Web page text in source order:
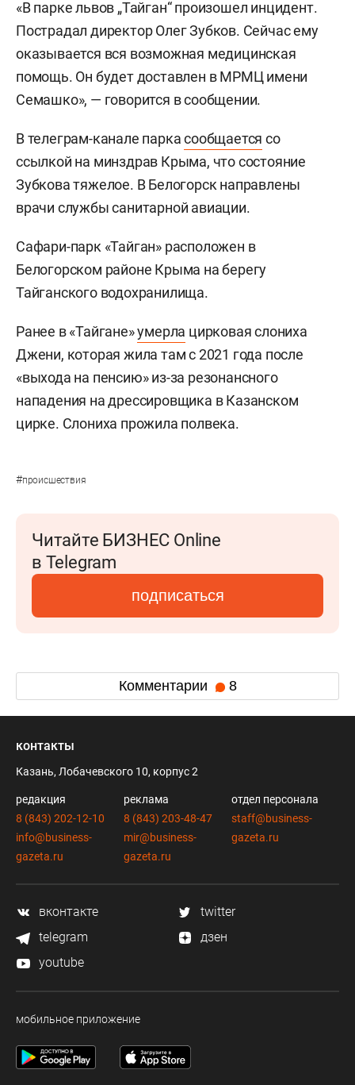
«В парке львов „Тайган“ произошел инцидент.
Пострадал директор Олег Зубков. Сейчас ему
оказывается вся возможная медицинская
помощь. Он будет доставлен в МРМЦ имени
Семашко», — говорится в сообщении.
В телеграм-канале паркасообщается со
ссылкой на минздрав Крыма, что состояние
Зубкова тяжелое. В Белогорск направлены
врачи службы санитарной авиации.
Сафари-парк «Тайган» расположен в
Белогорском районе Крыма на берегу
Тайганского водохранилища.
Ранее в «Тайгане»умерла цирковая слониха
Джени, которая жила там с 2021 года после
«выхода на пенсию» из-за резонансного
нападения на дрессировщика в Казанском
цирке. Слониха прожила полвека.
#происшествия
Читайте БИЗНЕС Online
в Telegram
подписаться
Комментарии 8
контакты
Казань, Лобачевского 10, корпус 2
редакция
8 (843) 202-12-10
info@business-
gazeta.ru
реклама
8 (843) 203-48-47
mir@business-
gazeta.ru
отдел персонала
staff@business-
gazeta.ru
вконтакте
twitter
telegram
дзен
youtube
мобильное приложение